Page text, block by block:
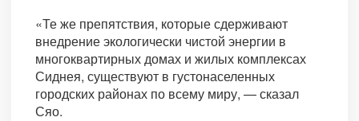
«Те же препятствия, которые сдерживают
внедрение экологически чистой энергии в
многоквартирных домах и жилых комплексах
Сиднея, существуют в густонаселенных
городских районах по всему миру, — сказал
Сяо.